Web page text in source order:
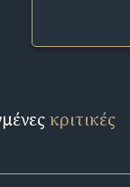
κριτικές